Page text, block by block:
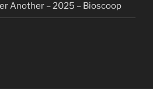
Another – 2025 – Bioscoop